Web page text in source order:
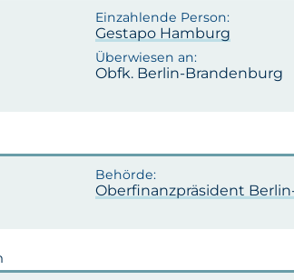
Gestapo Hamburg
Obfk. Berlin-Brandenburg
Oberfinanzpräsident